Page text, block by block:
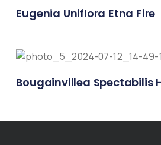
Eugenia Uniflora Etna Fire
Bougainvillea Spectabilis